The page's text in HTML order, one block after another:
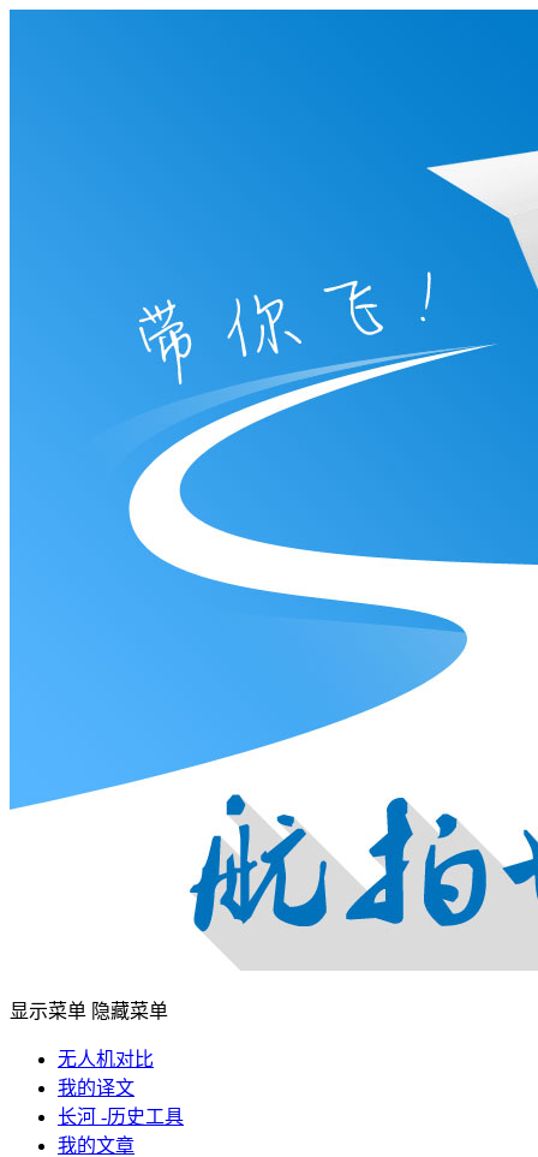
显示菜单 隐藏菜单
无人机对比
我的译文
长河 -历史工具
我的文章